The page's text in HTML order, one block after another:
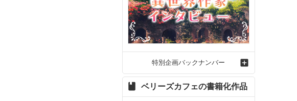
特別企画バックナンバー
ベリーズカフェの書籍化作品